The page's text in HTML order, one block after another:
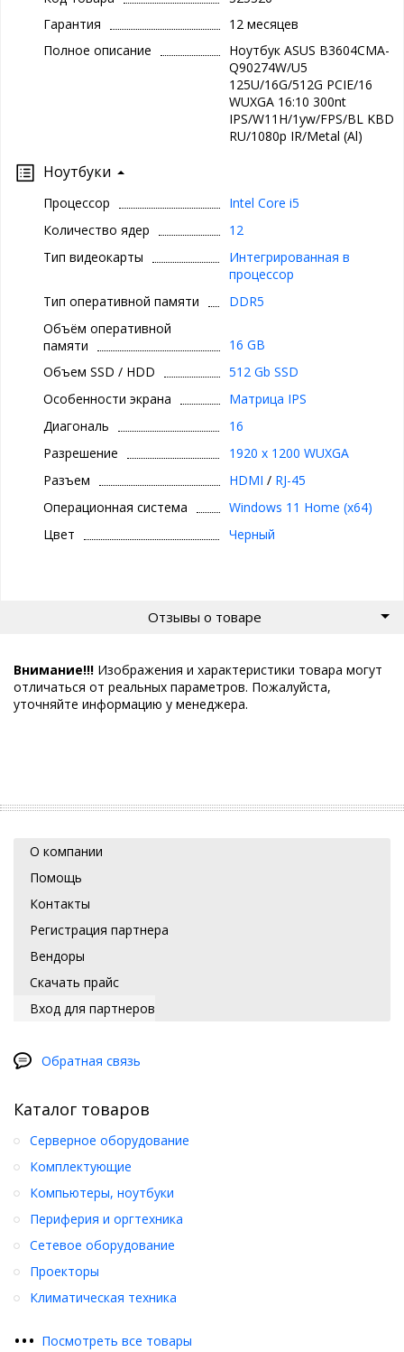
Гарантия
12 месяцев
Полное описание
Ноутбук ASUS B3604CMA-
Q90274W/U5
125U/16G/512G PCIE/16
WUXGA 16:10 300nt
IPS/W11H/1yw/FPS/BL KBD
RU/1080p IR/Metal (Al)
Ноутбуки
Процессор
Intel Core i5
Количество ядер
12
Тип видеокарты
Интегрированная в
процессор
Тип оперативной памяти
DDR5
Объём оперативной
памяти
16 GB
Объем SSD / HDD
512 Gb SSD
Особенности экрана
Матрица IPS
Диагональ
16
Разрешение
1920 x 1200 WUXGA
Разъем
HDMI / RJ-45
Операционная система
Windows 11 Home (x64)
Цвет
Черный
Отзывы о товаре
Внимание!!! Изображения и характеристики товара могут
отличаться от реальных параметров. Пожалуйста,
уточняйте информацию у менеджера.
О компании
Помощь
Контакты
Регистрация партнера
Вендоры
Скачать прайс
Вход для партнеров
Обратная связь
Каталог товаров
Серверное оборудование
Комплектующие
Компьютеры, ноутбуки
Периферия и оргтехника
Сетевое оборудование
Проекторы
Климатическая техника
••• Посмотреть все товары